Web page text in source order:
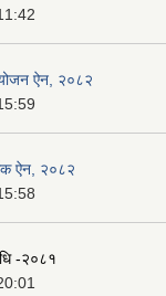
ऐन, २०८२
ऐन, २०८२
-२०८१